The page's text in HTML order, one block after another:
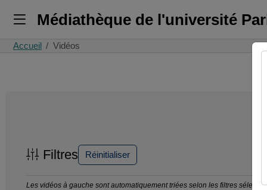
Médiathèque de l'université
Accueil Vidéos
Filtres Réinitialiser
Les vidéos à gauche sont automatiquement triées selon les filtres